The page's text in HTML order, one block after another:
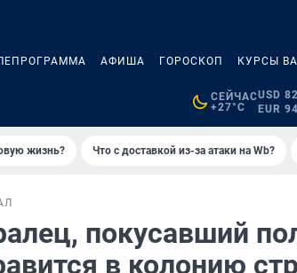
АФИША ГОРОСКОП КУРСЫ
СЕЙЧАС
+27°C
USD
EUR
жизнь? Что с доставкой из-за атаки на Wb?
покусавший
в колонию